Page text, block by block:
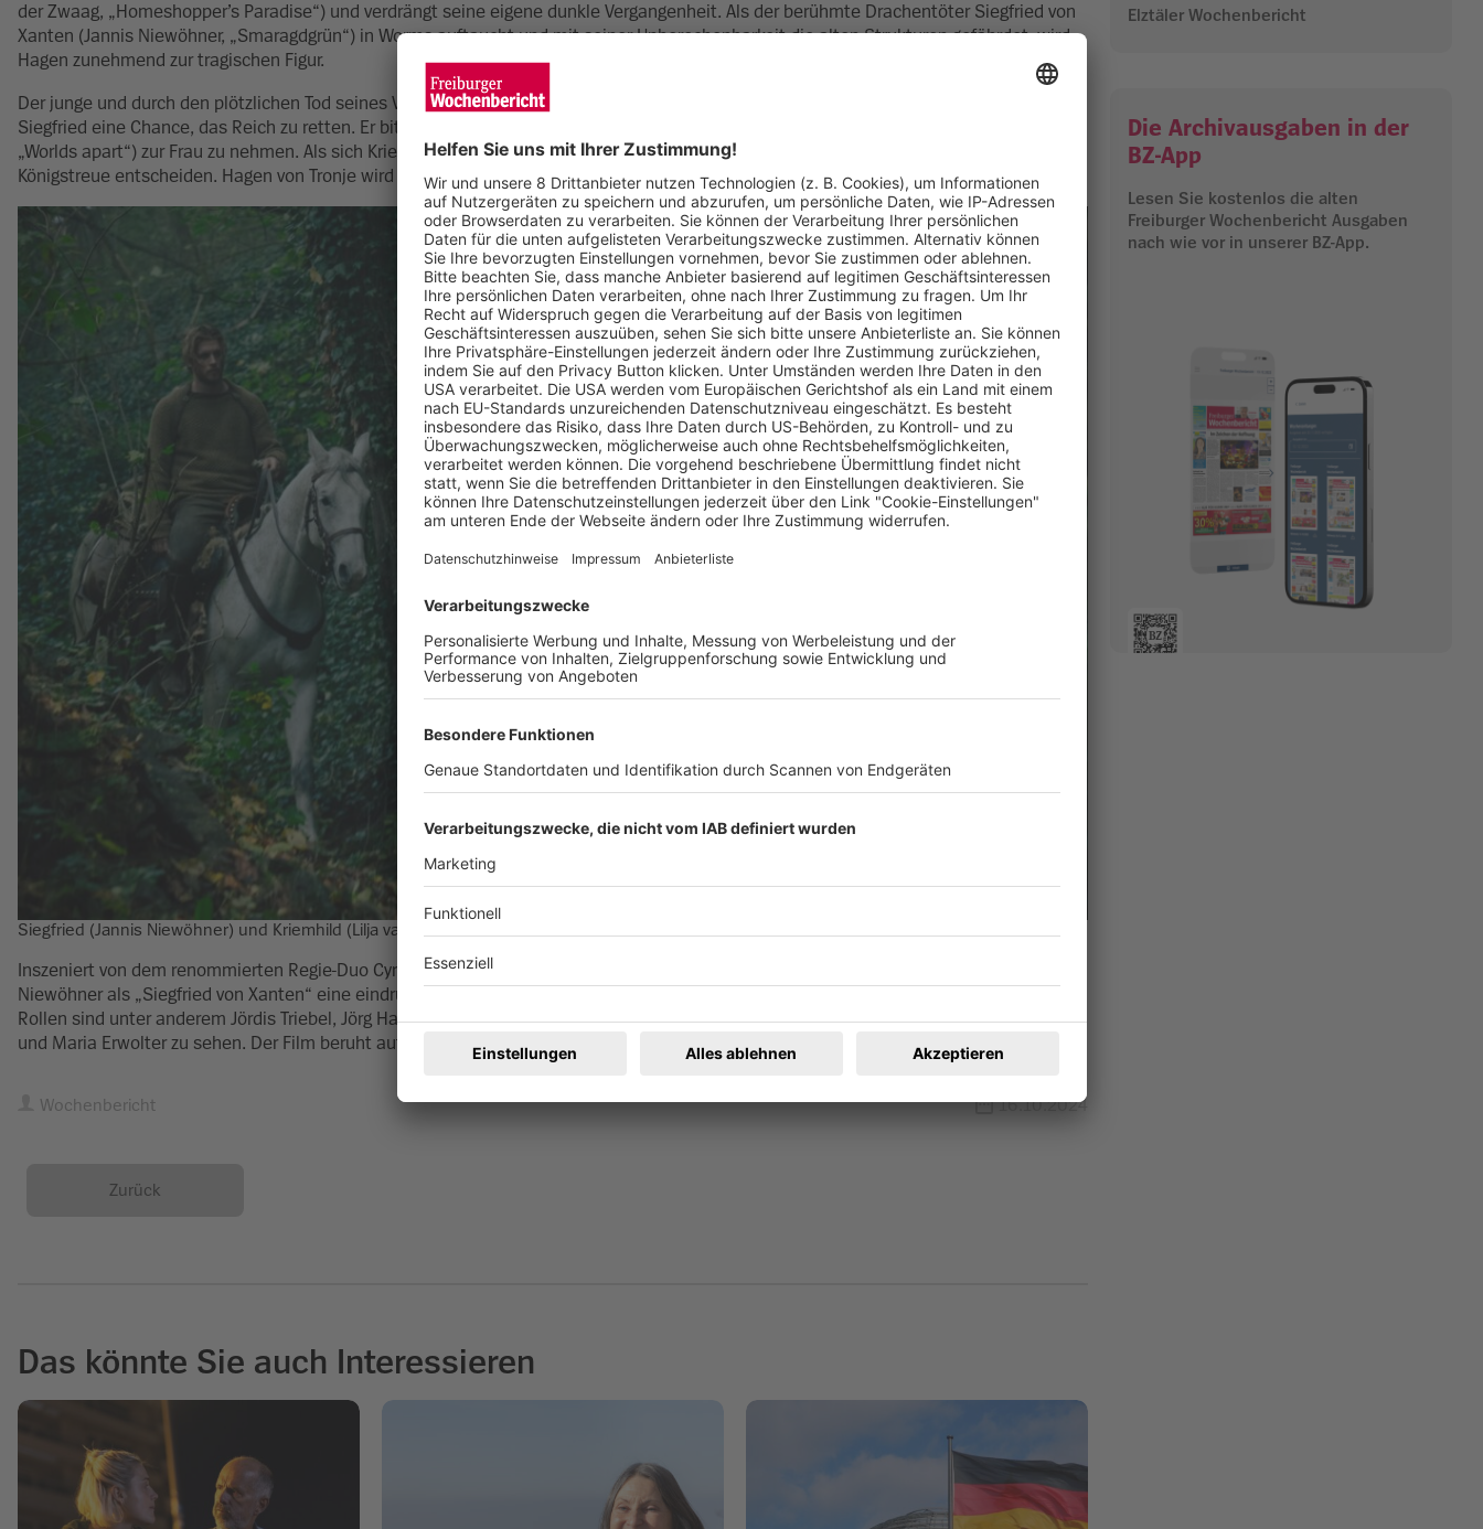
der Zwaag, „Homeshopper’s Paradise“) und verdrängt seine eigene dunkle Vergangenheit. Als der berühmte Drachentöter Siegfried von
Xanten (Jannis Niewöhner, „Smaragdgrün“) in Worms auftaucht und mit seiner Unberechenbarkeit die alten Strukturen gefährdet, wird
Hagen zunehmend zur tragischen Figur.
Der junge und durch den plötzlichen Tod seines Vaters noch unerfahrene König Gunter (Dominic Marcus Singer, „Einer von uns“) sieht in
Siegfried eine Chance, das Reich zu retten. Er bittet ihn um Hilfe, ausgerechnet die gefährliche Walküre Brunhild (Rosalinde Mynster,
„Worlds apart“) zur Frau zu nehmen. Als sich Kriemhild in Hagens Widersacher Siegfried verliebt, muss er sich zwischen Liebe und
Königstreue entscheiden. Hagen von Tronje wird dabei herausfinden, wer er wirklich ist.
Siegfried (Jannis Niewöhner) und Kriemhild (Lilja van der Zwaag) kommen sich langsam näher. Foto: Constantin Film
Inszeniert von dem renommierten Regie-Duo Cyrill Boss und Philipp Stennert geben Gijs Naber als „Hagen von Tronje“ und Jannis
Niewöhner als „Siegfried von Xanten“ eine eindrückliche Performance als gegensätzliche Antagonisten auf Augenhöhe. In weiteren
Rollen sind unter anderem Jördis Triebel, Jörg Hartmann, Bela Gabor Lenz, Alessandro Schuster, Johanna Kolberg, Emma Preisendanz
und Maria Erwolter zu sehen. Der Film beruht auf dem Roman „Hagen von Tronje“ von Bestsellerautor Wolfgang Hohlbein.
Wochenbericht 16.10.2024
Zurück
Elztäler Wochenbericht
Die Archivausgaben in der
BZ-App
Lesen Sie kostenlos die alten
Freiburger Wochenbericht Ausgaben
nach wie vor in unserer BZ-App.
Das könnte Sie auch Interessieren